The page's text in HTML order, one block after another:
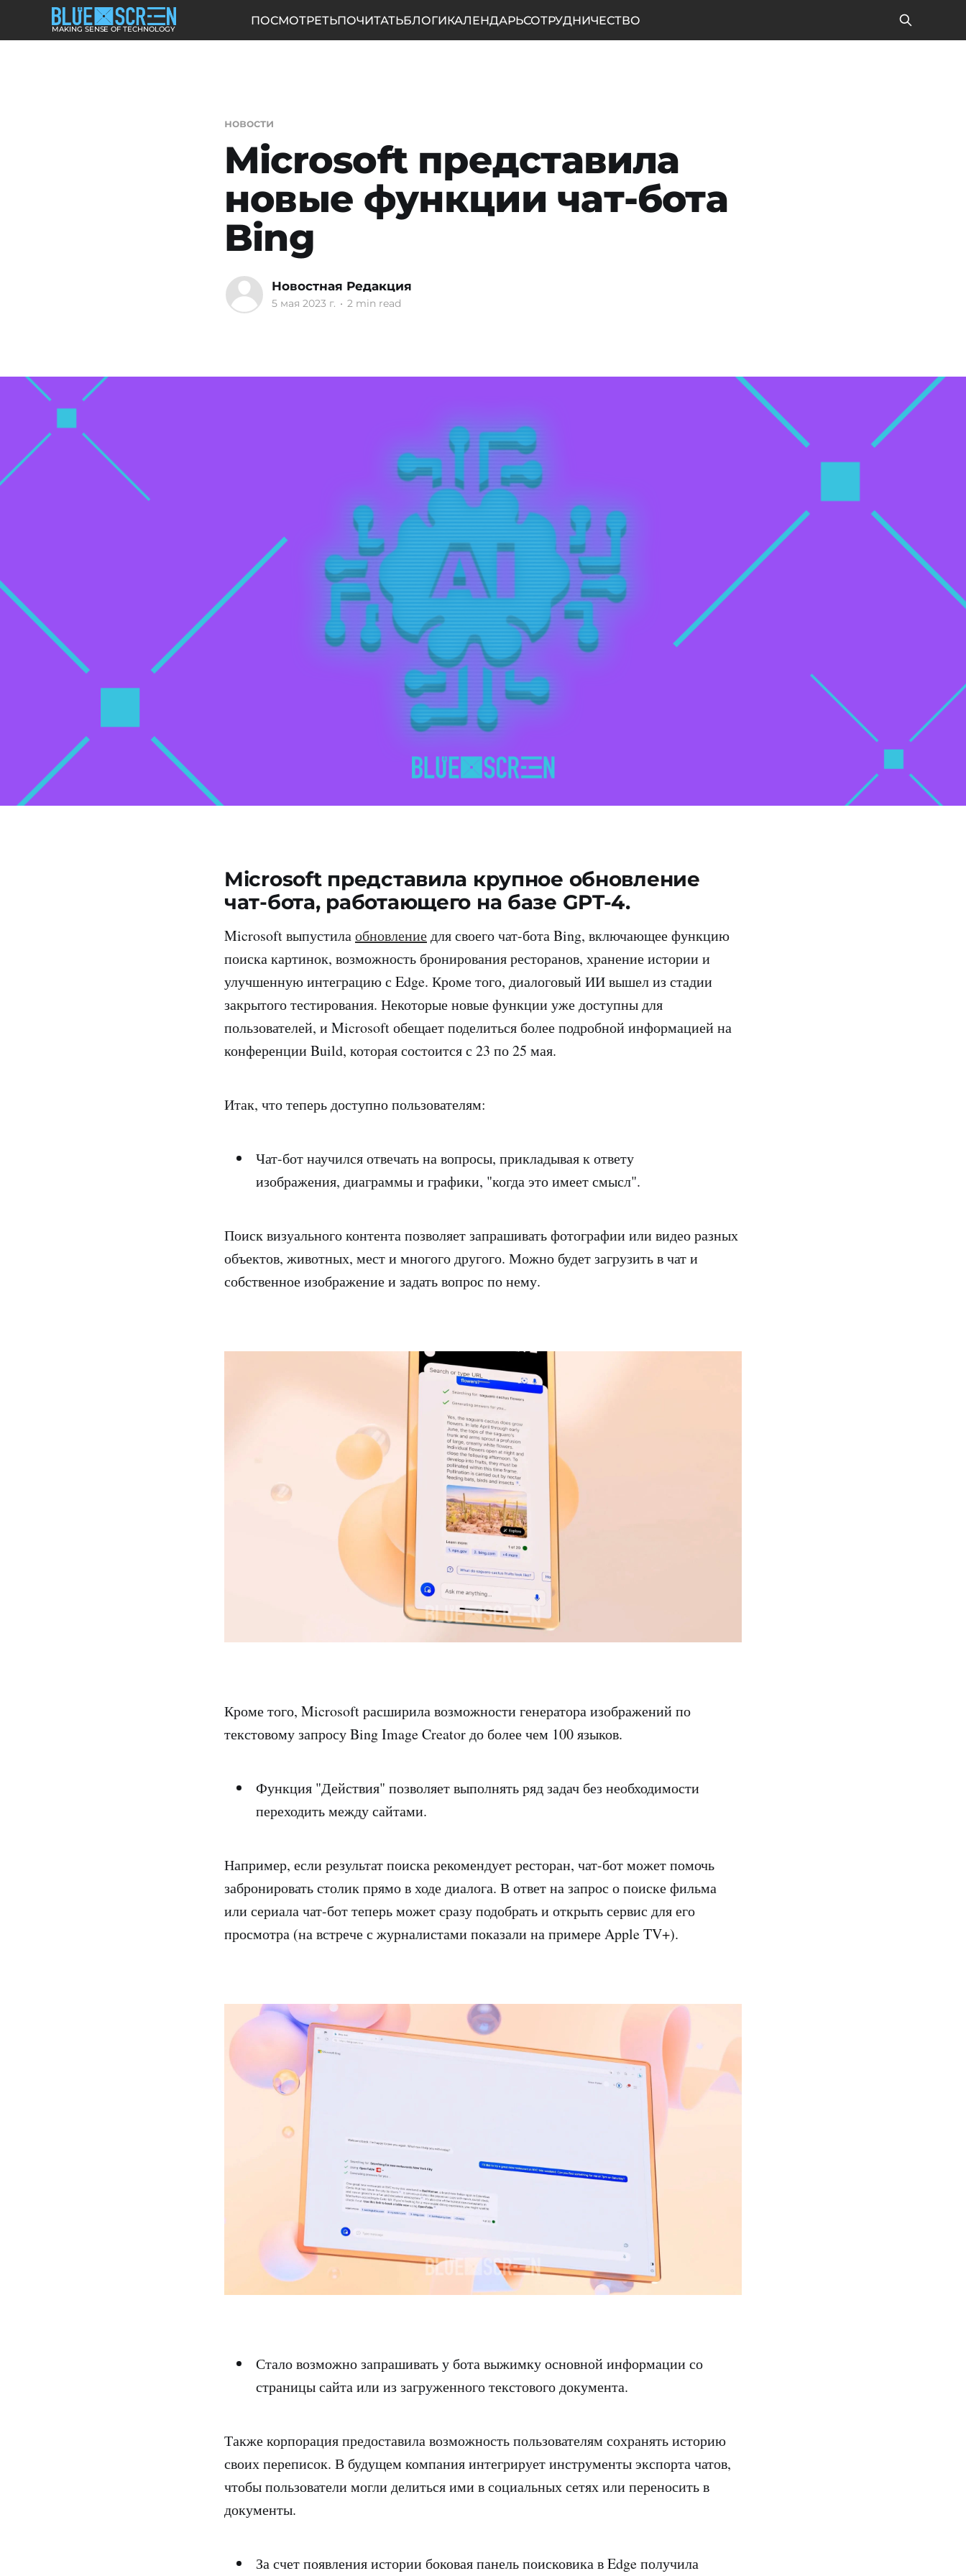
MAKING SENSE OF TECHNOLOGY
ПОСМОТРЕТЬПОЧИТАТЬБЛОГИКАЛЕНДАРЬСОТРУДНИЧЕСТВО
новости
Microsoft представила
новые функции чат-бота
Bing
Новостная Редакция
5 мая 2023 г. • 2 min read
Microsoft представила крупное обновление
чат-бота, работающего на базе GPT-4.
Microsoft выпустилаобновлениедля своего чат-бота Bing, включающее функцию
поиска картинок, возможность бронирования ресторанов, хранение истории и
улучшенную интеграцию с Edge. Кроме того, диалоговый ИИ вышел из стадии
закрытого тестирования. Некоторые новые функции уже доступны для
пользователей, и Microsoft обещает поделиться более подробной информацией на
конференции Build, которая состоится с 23 по 25 мая.
Итак, что теперь доступно пользователям:
Чат-бот научился отвечать на вопросы, прикладывая к ответу
изображения, диаграммы и графики, "когда это имеет смысл".
Поиск визуального контента позволяет запрашивать фотографии или видео разных
объектов, животных, мест и многого другого. Можно будет загрузить в чат и
собственное изображение и задать вопрос по нему.
Кроме того, Microsoft расширила возможности генератора изображений по
текстовому запросу Bing Image Creator до более чем 100 языков.
Функция "Действия" позволяет выполнять ряд задач без необходимости
переходить между сайтами.
Например, если результат поиска рекомендует ресторан, чат-бот может помочь
забронировать столик прямо в ходе диалога. В ответ на запрос о поиске фильма
или сериала чат-бот теперь может сразу подобрать и открыть сервис для его
просмотра (на встрече с журналистами показали на примере Apple TV+).
Стало возможно запрашивать у бота выжимку основной информации со
страницы сайта или из загруженного текстового документа.
Также корпорация предоставила возможность пользователям сохранять историю
своих переписок. В будущем компания интегрирует инструменты экспорта чатов,
чтобы пользователи могли делиться ими в социальных сетях или переносить в
документы.
За счет появления истории боковая панель поисковика в Edge получила